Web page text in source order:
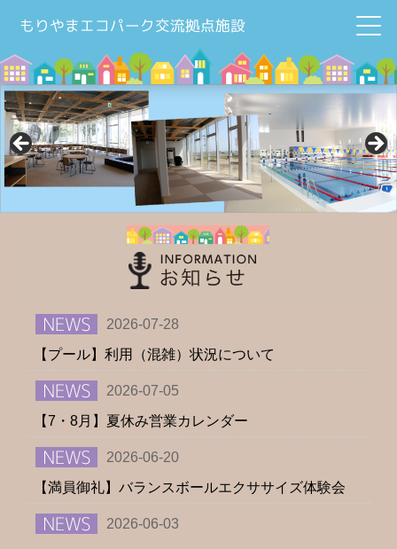
もりやまエコパーク交流拠点施設
2026-07-28
【プール】利用（混雑）状況について
2026-07-05
【7・8月】夏休み営業カレンダー
2026-06-20
【満員御礼】バランスボールエクササイズ体験会
2026-06-03